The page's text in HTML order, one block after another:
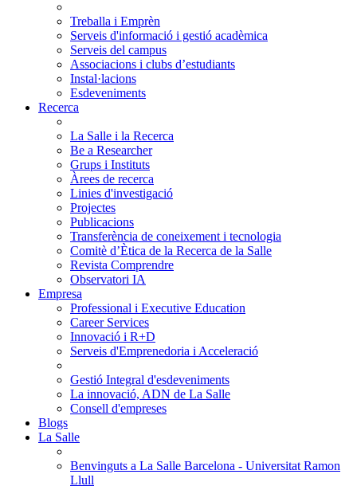
Treballa i Emprèn
Serveis d'informació i gestió acadèmica
Serveis del campus
Associacions i clubs d’estudiants
Instal·lacions
Esdeveniments
Recerca
La Salle i la Recerca
Be a Researcher
Grups i Instituts
Àrees de recerca
Linies d'investigació
Projectes
Publicacions
Transferència de coneixement i tecnologia
Comitè d’Ètica de la Recerca de la Salle
Revista Comprendre
Observatori IA
Empresa
Professional i Executive Education
Career Services
Innovació i R+D
Serveis d'Emprenedoria i Acceleració
Gestió Integral d'esdeveniments
La innovació, ADN de La Salle
Consell d'empreses
Blogs
La Salle
Benvinguts a La Salle Barcelona - Universitat Ramon
Llull